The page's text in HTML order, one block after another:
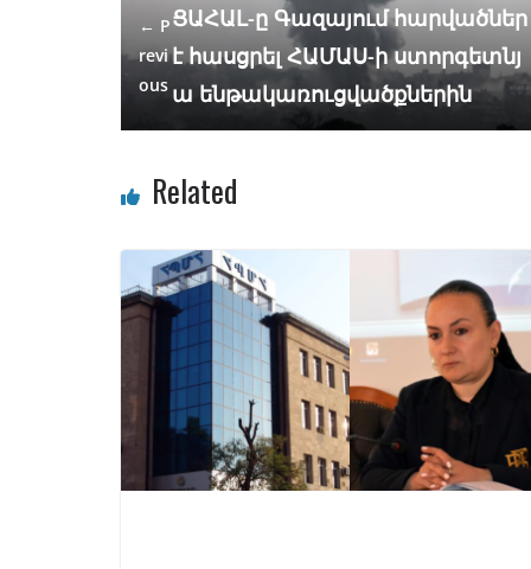
k p
← P
revi
ous
ՑԱՀԱԼ-ը Գազայում հարվածներ
է հասցրել ՀԱՄԱՍ-ի ստորգետնյ
ա ենթակառուցվածքներին
Related